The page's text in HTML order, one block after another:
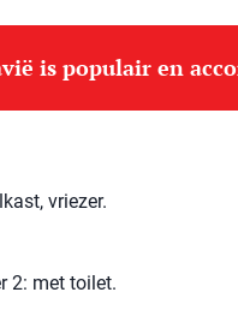
is populair en
vriezer.
2: met toilet.